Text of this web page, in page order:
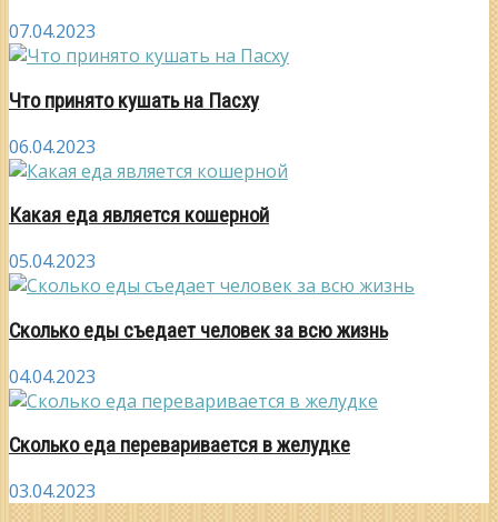
07.04.2023
Что принято кушать на Пасху
06.04.2023
Какая еда является кошерной
05.04.2023
Сколько еды съедает человек за всю жизнь
04.04.2023
Сколько еда переваривается в желудке
03.04.2023